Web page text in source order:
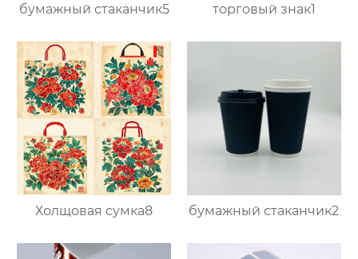
бумажный стаканчик5 торговый знак1
Холщовая сумка8 бумажный стаканчик2